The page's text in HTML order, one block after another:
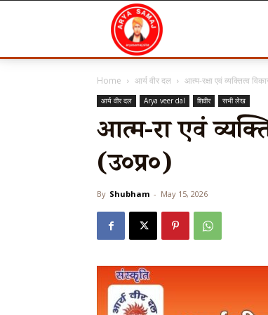
Arya
Samaj
Home आर्य वीर दल आत्म-रक्षा एवं व्यक्तित्व
आर्य वीर दल Arya veer dal शिवीर सभी लेख
आत्म-रक्षा एवं
(उ०प्र०)
By Shubham - May 15, 2026